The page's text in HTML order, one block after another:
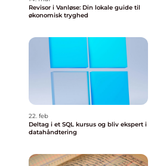
Revisor i Vanløse: Din lokale guide til
økonomisk tryghed
22. feb
Deltag i et SQL kursus og bliv ekspert i
datahåndtering